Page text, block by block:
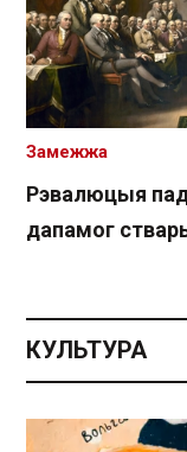
Рэвалюцыя
дапамог
Замежжа
КУЛЬТУРА